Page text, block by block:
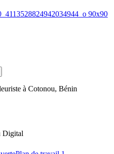
à Cotonou, Bénin
Digital